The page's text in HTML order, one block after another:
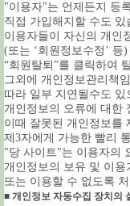
"이용자"는 언제든지 등
직접 가입해지할 수도 있
이용자들이 자신의 개인
(또는 ‘회원정보수정’
“회원탈퇴”를 클릭하여
그외에 개인정보관리책
따라 일부 지연될수도
개인정보의 오류에 대한
이때 잘못된 개인정보를
제3자에게 가능한 빨리
"당 사이트"는 이용자의
개인정보의 보유 및 이
또는 이용할 수 없도록
■ 개인정보 자동수집 장치의